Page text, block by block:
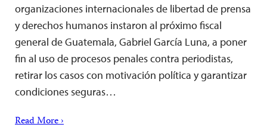
organizaciones internacionales de libertad de prensa
y derechos humanos instaron al próximo fiscal
general de Guatemala, Gabriel García Luna, a poner
fin al uso de procesos penales contra periodistas,
retirar los casos con motivación política y garantizar
condiciones seguras…
Read More ›